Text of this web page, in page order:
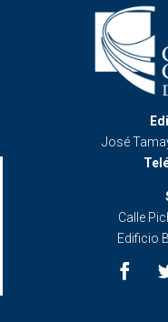
José
Calle
Edificio